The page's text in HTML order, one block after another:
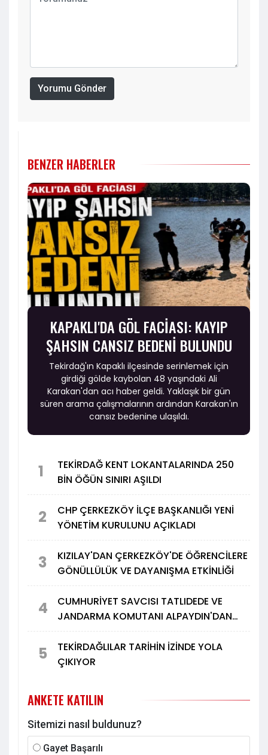
Yorumu Gönder
BENZER HABERLER
KAPAKLI'DA GÖL FACİASI: KAYIP
ŞAHSIN CANSIZ BEDENİ BULUNDU
Tekirdağ'ın Kapaklı ilçesinde serinlemek için
girdiği gölde kaybolan 48 yaşındaki Ali
Karakan'dan acı haber geldi. Yaklaşık bir gün
süren arama çalışmalarının ardından Karakan'ın
cansız bedenine ulaşıldı.
1
TEKİRDAĞ KENT LOKANTALARINDA 250
BİN ÖĞÜN SINIRI AŞILDI
2
CHP ÇERKEZKÖY İLÇE BAŞKANLIĞI YENİ
YÖNETİM KURULUNU AÇIKLADI
3
KIZILAY'DAN ÇERKEZKÖY'DE ÖĞRENCİLERE
GÖNÜLLÜLÜK VE DAYANIŞMA ETKİNLİĞİ
4
CUMHURİYET SAVCISI TATLIDEDE VE
JANDARMA KOMUTANI ALPAYDIN'DAN
5
TEKİRDAĞLILAR TARİHİN İZİNDE YOLA
ÇIKIYOR
ANKETE KATILIN
Sitemizi nasıl buldunuz?
Gayet Başarılı